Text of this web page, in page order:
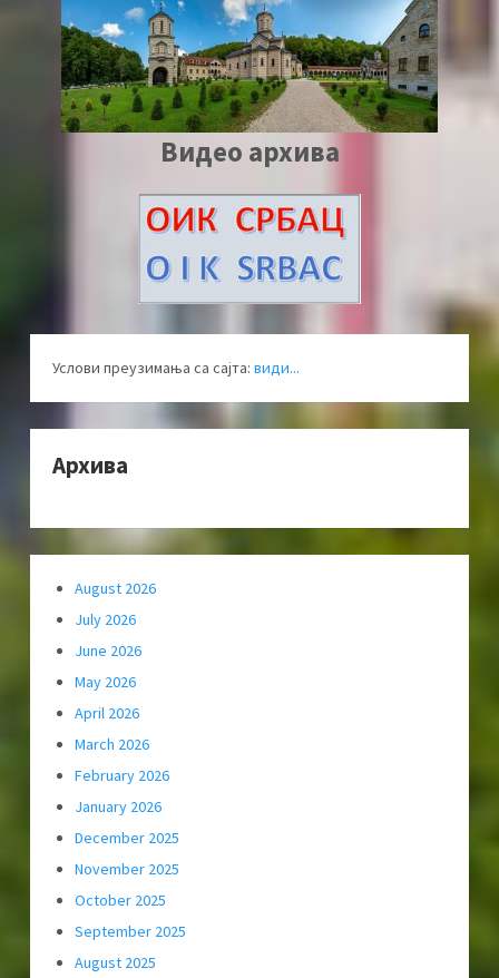
Видео архива
Услови преузимања са сајта: види...
Архива
August 2026
July 2026
June 2026
May 2026
April 2026
March 2026
February 2026
January 2026
December 2025
November 2025
October 2025
September 2025
August 2025